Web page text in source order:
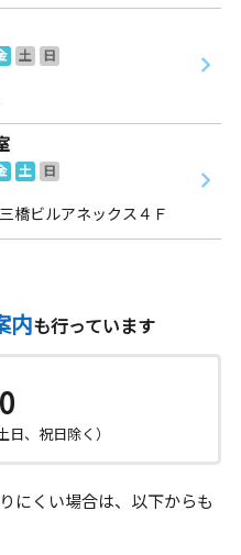
土
日
土
日
橋ビルアネックス４Ｆ
内も行っています
日、祝日除く）
にくい場合は、以下からも